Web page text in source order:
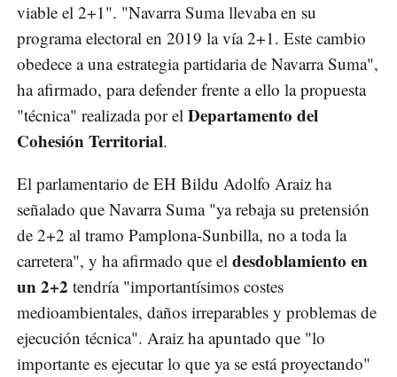
viable el 2+1". "Navarra Suma llevaba en su
programa electoral en 2019 la vía 2+1. Este cambio
obedece a una estrategia partidaria de Navarra Suma",
ha afirmado, para defender frente a ello la propuesta
"técnica" realizada por el Departamento del
Cohesión Territorial.
El parlamentario de EH Bildu Adolfo Araiz ha
señalado que Navarra Suma "ya rebaja su pretensión
de 2+2 al tramo Pamplona-Sunbilla, no a toda la
carretera", y ha afirmado que el desdoblamiento en
un 2+2 tendría "importantísimos costes
medioambientales, daños irreparables y problemas de
ejecución técnica". Araiz ha apuntado que "lo
importante es ejecutar lo que ya se está proyectando"